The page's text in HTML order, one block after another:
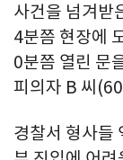
사건을 넘겨받
4분쯤 현장에
0분쯤 열린 문
피의자 B 씨
경찰서 형사들